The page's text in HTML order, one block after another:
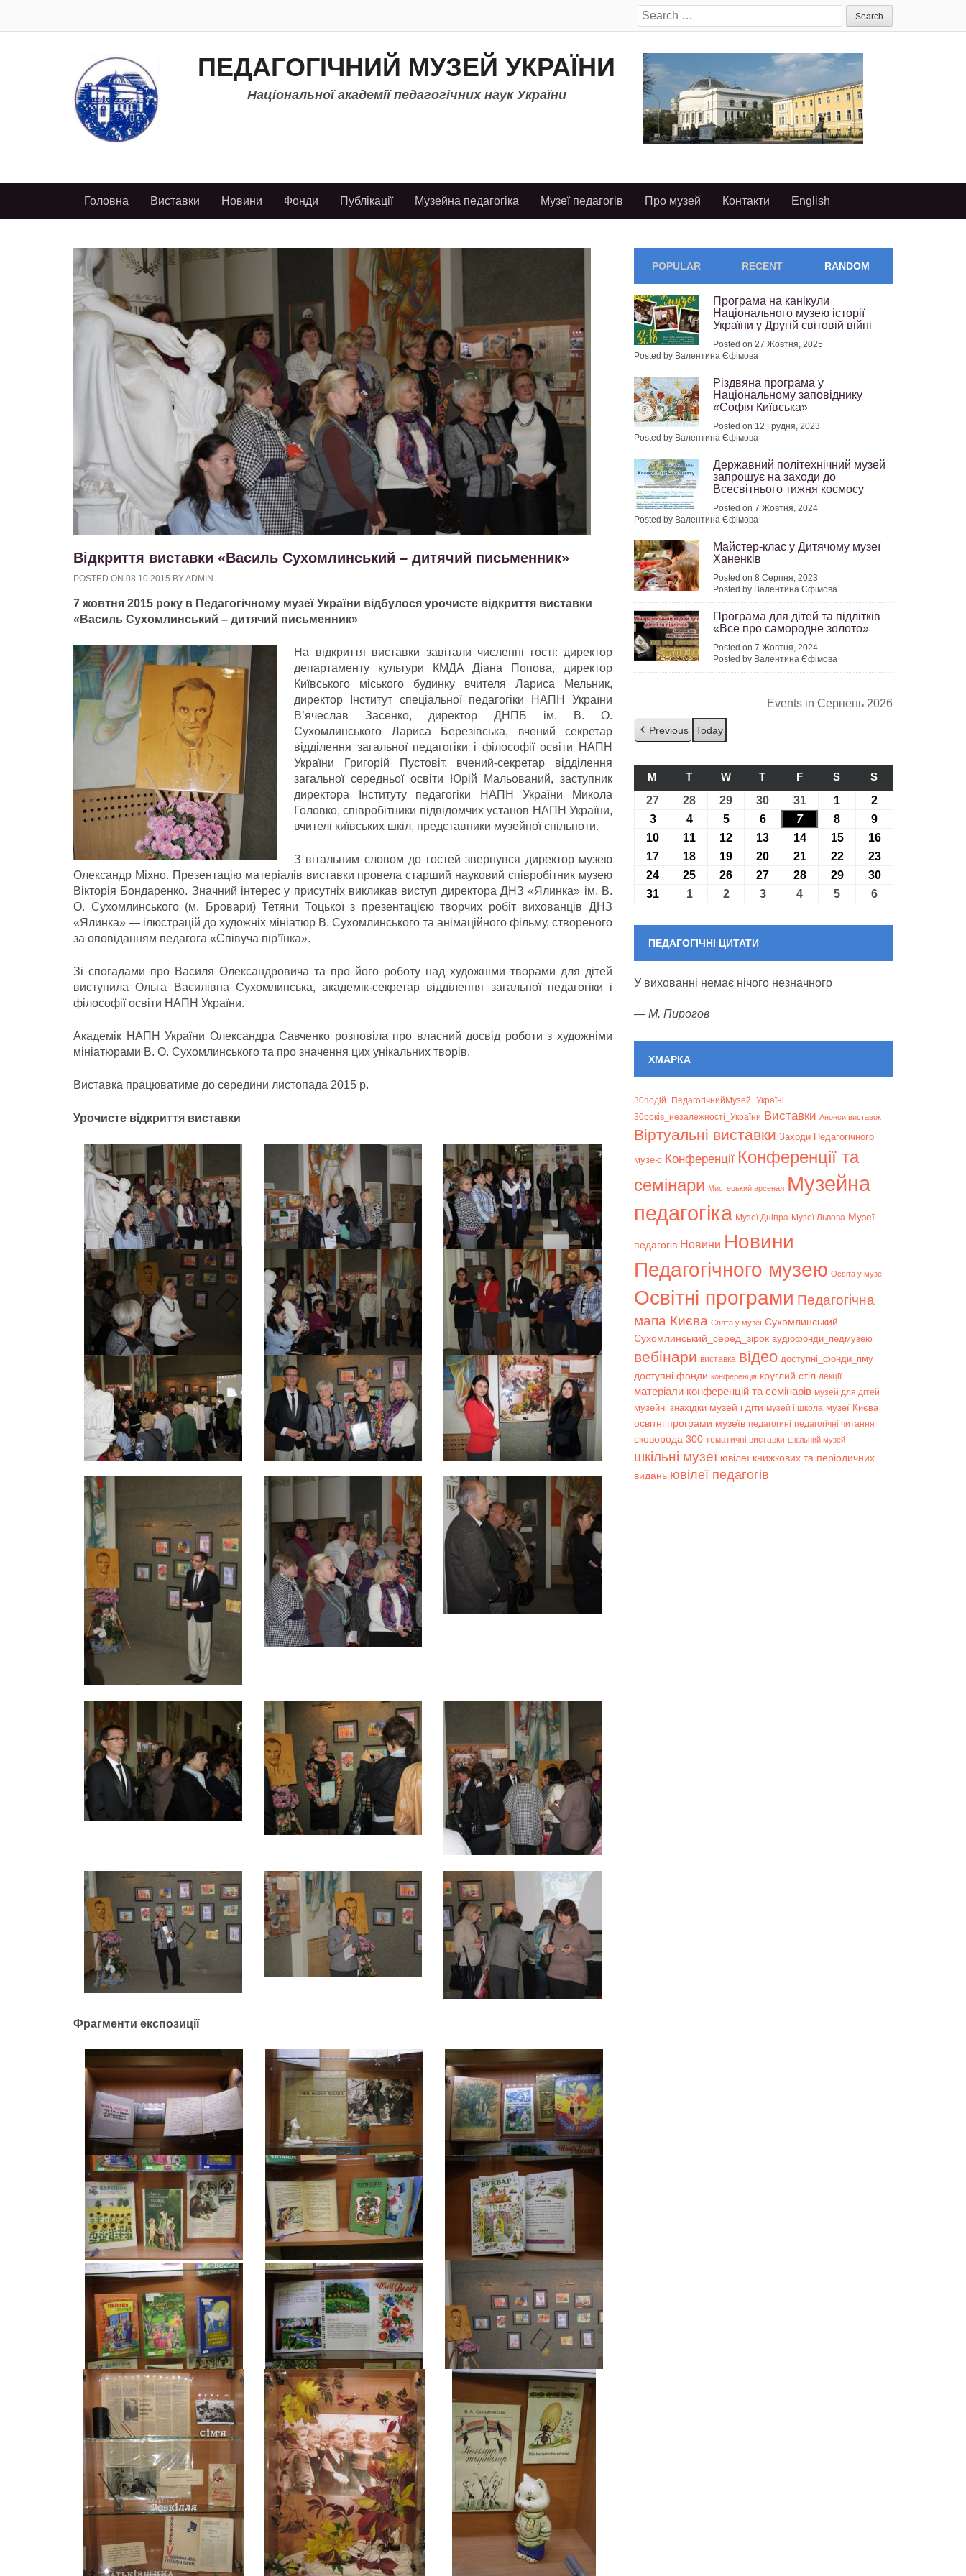
Search
for:
ПЕДАГОГІЧНИЙ МУЗЕЙ УКРАЇНИ
Національної академії педагогічних наук України
Головна Виставки Новини Фонди Публікації Музейна педагогіка Музеї педагогів Про музей Контакти English
Відкриття виставки «Василь Сухомлинський – дитячий письменник»
POSTED ON 08.10.2015 BYADMIN
7 жовтня 2015 року в Педагогічному музеї України відбулося урочисте відкриття виставки
«Василь Сухомлинський – дитячий письменник»
На відкриття виставки завітали численні гості: директор
департаменту культури КМДА Діана Попова, директор
Київського міського будинку вчителя Лариса Мельник,
директор Інститут спеціальної педагогіки НАПН України
В’ячеслав Засенко, директор ДНПБ ім. В. О.
Сухомлинського Лариса Березівська, вчений секретар
відділення загальної педагогіки і філософії освіти НАПН
України Григорій Пустовіт, вчений-секретар відділення
загальної середньої освіти Юрій Мальований, заступник
директора Інституту педагогіки НАПН України Микола
Головко, співробітники підвідомчих установ НАПН України,
вчителі київських шкіл, представники музейної спільноти.
З вітальним словом до гостей звернувся директор музею
Олександр Міхно. Презентацію матеріалів виставки провела старший науковий співробітник музею
Вікторія Бондаренко. Значний інтерес у присутніх викликав виступ директора ДНЗ «Ялинка» ім. В.
О. Сухомлинського (м. Бровари) Тетяни Тоцької з презентацією творчих робіт вихованців ДНЗ
«Ялинка» — ілюстрацій до художніх мініатюр В. Сухомлинського та анімаційного фільму, створеного
за оповіданням педагога «Співуча пір’їнка».
Зі спогадами про Василя Олександровича та про його роботу над художніми творами для дітей
виступила Ольга Василівна Сухомлинська, академік-секретар відділення загальної педагогіки і
філософії освіти НАПН України.
Академік НАПН України Олександра Савченко розповіла про власний досвід роботи з художніми
мініатюрами В. О. Сухомлинського та про значення цих унікальних творів.
Виставка працюватиме до середини листопада 2015 р.
Урочисте відкриття виставки
Фрагменти експозиції
POPULAR RECENT RANDOM
Програма на канікули
Національного музею історії
України у Другій світовій війні
Posted on 27 Жовтня, 2025
Posted by Валентина Єфімова
Різдвяна програма у
Національному заповіднику
«Софія Київська»
Posted on 12 Грудня, 2023
Posted by Валентина Єфімова
Державний політехнічний музей
запрошує на заходи до
Всесвітнього тижня космосу
Posted on 7 Жовтня, 2024
Posted by Валентина Єфімова
Майстер-клас у Дитячому музеї
Ханенків
Posted on 8 Серпня, 2023
Posted by Валентина Єфімова
Програма для дітей та підлітків
«Все про самородне золото»
Posted on 7 Жовтня, 2024
Posted by Валентина Єфімова
Events in Серпень 2026
Previous Today
M ПОНЕДІЛОК
T ВІВТОРОК
WСЕРЕДА
T ЧЕТВЕР
FП’ЯТНИЦЯ
S СУБОТА
S
27 27.07.2026
28 28.07.2026
29 29.07.2026
30 30.07.2026
3131.07.2026
1 01.08.2026
2
303.08.2026
404.08.2026
505.08.2026
606.08.2026
707.08.2026
8 08.08.2026
9
10 10.08.2026
11 11.08.2026
12 12.08.2026
13 13.08.2026
1414.08.2026
1515.08.2026
1616.08.2026
17 17.08.2026
18 18.08.2026
19 19.08.2026
20 20.08.2026
2121.08.2026
2222.08.2026
2323.08.2026
24 24.08.2026
25 25.08.2026
26 26.08.2026
27 27.08.2026
2828.08.2026
2929.08.2026
3030.08.2026
31 31.08.2026
101.09.2026
202.09.2026
303.09.2026
4 04.09.2026
5 05.09.2026
6
ПЕДАГОГІЧНІ ЦИТАТИ
У вихованні немає нічого незначного
— М. Пирогов
ХМАРКА
30подій_ПедагогічнийМузей_Україні
30років_незалежності_України Bиставки Анонси виставок
Віртуальні виставки Заходи Педагогічного
музею Конференції Конференції та
семінари Мистецький арсенал Музейна
педагогіка Музеї Дніпра Музеї Львова Музеї
педагогів Новини Новини
Педагогічного музею Освіта у музеї
Освітні програми Педагогічна
мапа Києва Свята у музеї Сухомлинський
Сухомлинський_серед_зірок аудіофонди_педмузею
вебінари виставка відео доступні_фонди_пму
доступні фонди конференція круглий стіл лекції
матеріали конференцій та семінарів музей для дітей
музейні знахідки музей і діти музей і школа музеї Києва
освітні програми музеїв педагогині педагогічні читання
сковорода 300 тематичні виставки шкільний музей
шкільні музеї ювілеї книжкових та періодичних
видань ювілеї педагогів